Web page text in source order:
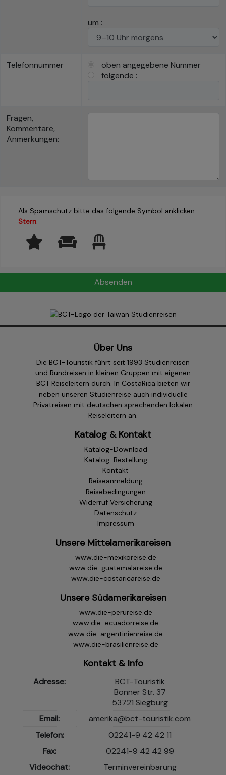
um :
Telefonnummer
oben angegebene Nummer
folgende :
Fragen,
Kommentare,
Anmerkungen:
Als Spamschutz bitte das folgende Symbol anklicken:
Stern.
Über Uns
Die BCT-Touristik führt seit 1993 Studienreisen
und Rundreisen in kleinen Gruppen mit eigenen
BCT Reiseleitern durch. In CostaRica bieten wir
neben unseren Studienreise auch individuelle
Privatreisen mit deutschen sprechenden lokalen
Reiseleitern an.
Katalog & Kontakt
Katalog-Download
Katalog-Bestellung
Kontakt
Reiseanmeldung
Reisebedingungen
Widerruf Versicherung
Datenschutz
Impressum
Unsere Mittelamerikareisen
www.die-mexikoreise.de
www.die-guatemalareise.de
www.die-costaricareise.de
Unsere Südamerikareisen
www.die-perureise.de
www.die-ecuadorreise.de
www.die-argentinienreise.de
www.die-brasilienreise.de
Kontakt & Info
Adresse:
BCT-Touristik
Bonner Str. 37
53721 Siegburg
Email:
amerika@bct-touristik.com
Telefon:
02241-9 42 42 11
Fax:
02241-9 42 42 99
Videochat:
Terminvereinbarung